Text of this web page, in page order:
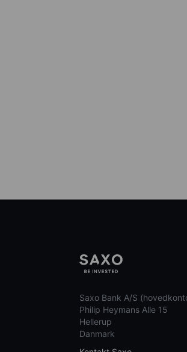
Saxo Bank A/S
Philip Heymans Alle 15
Hellerup
Danmark